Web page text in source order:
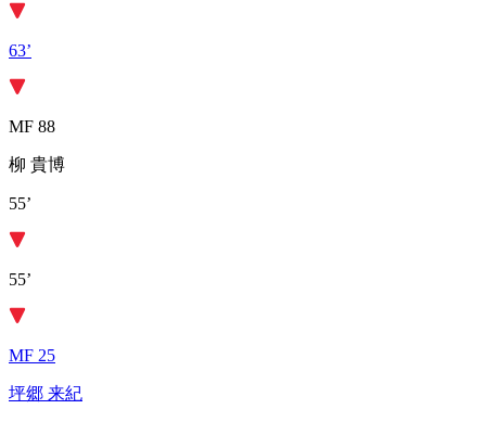
63’
MF 88
柳 貴博
55’
55’
MF 25
坪郷 来紀